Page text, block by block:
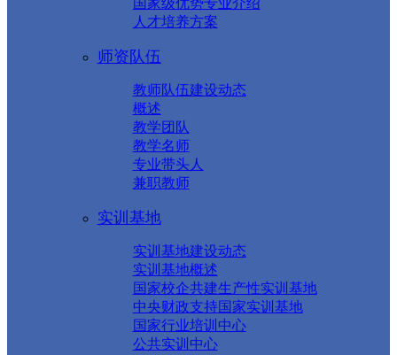
国家级优势专业介绍
人才培养方案
师资队伍
教师队伍建设动态
概述
教学团队
教学名师
专业带头人
兼职教师
实训基地
实训基地建设动态
实训基地概述
国家校企共建生产性实训基地
中央财政支持国家实训基地
国家行业培训中心
公共实训中心